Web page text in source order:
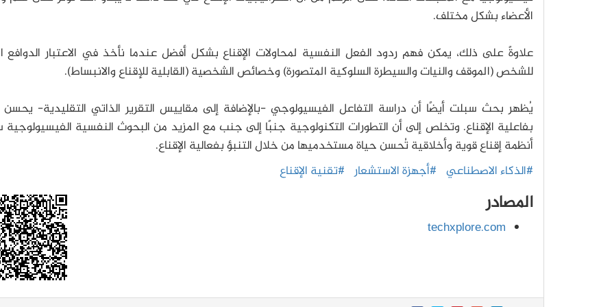
الأعضاء بشكل مختلف.
علاوةً على ذلك، يمكن فهم ردود الفعل النفسية لمحاولات الإقناع بشكل أفضل عندما نأخذ في الاعتبار الدوافع
للشخص (الموقف والنيات والسيطرة السلوكية المتصورة) وخصائص الشخصية (القابلية للإقناع والانبساط).
يُظهر بحث سبلت أيضًا أن دراسة التفاعل الفيسيولوجي -بالإضافة إلى مقاييس التقرير الذاتي التقليدية- يحسن
بفاعلية الإقناع. وتخلص إلى أن التطورات التكنولوجية جنبًا إلى جنب مع المزيد من البحوث النفسية الفيسيولوجية
أنظمة إقناع قوية وأخلاقية تُحسن حياة مستخدميها من خلال التنبؤ بفعالية الإقناع.
#الذكاء الاصطناعي #أجهزة الاستشعار #تقنية الإقناع
المصادر
techxplore.com